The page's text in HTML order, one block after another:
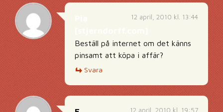
12 april, 2010 kl. 13:44
Beställ på internet om det känns
pinsamt att köpa i affär?
Svara
12 april, 2010 kl. 19:57